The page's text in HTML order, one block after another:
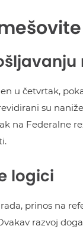
u četvrtak,
su
na Federalne
logici
prinos na
razvoj